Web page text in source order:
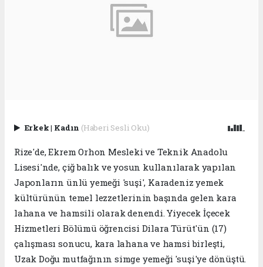
Erkek| Kadın (Haberi Sesli Oku)
Rize'de, Ekrem Orhon Mesleki ve Teknik Anadolu
Lisesi'nde, çiğ balık ve yosun kullanılarak yapılan
Japonların ünlü yemeği 'suşi', Karadeniz yemek
kültürünün temel lezzetlerinin başında gelen kara
lahana ve hamsili olarak denendi. Yiyecek İçecek
Hizmetleri Bölümü öğrencisi Dilara Türüt'ün (17)
çalışması sonucu, kara lahana ve hamsi birleşti,
Uzak Doğu mutfağının simge yemeği 'suşi'ye dönüştü.